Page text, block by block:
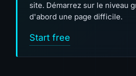
site. Démarrez sur le niveau
d'abord une page difficile.
Start free